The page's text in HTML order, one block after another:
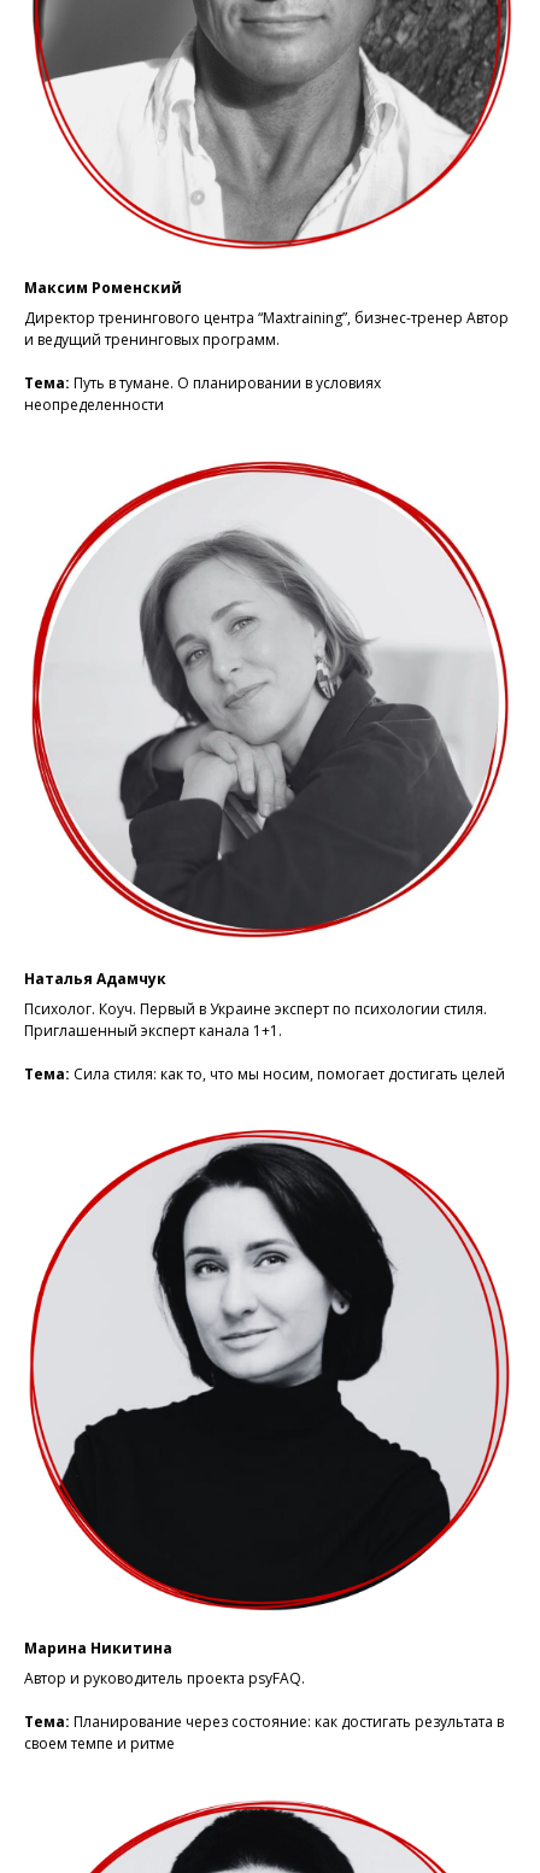
Максим Роменский
Директор тренингового центра “Maxtraining”, бизнес-тренер Автор
и ведущий тренинговых программ.
Тема: Путь в тумане. О планировании в условиях
неопределенности
Наталья Адамчук
Психолог. Коуч. Первый в Украине эксперт по психологии стиля.
Приглашенный эксперт канала 1+1.
Тема: Сила стиля: как то, что мы носим, помогает достигать целей
Марина Никитина
Автор и руководитель проекта psyFAQ.
Тема: Планирование через состояние: как достигать результата в
своем темпе и ритме